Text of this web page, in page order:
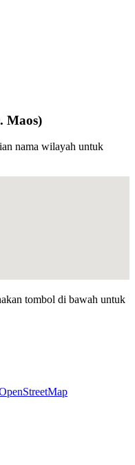
Maos)
nama wilayah untuk
tombol di bawah untuk